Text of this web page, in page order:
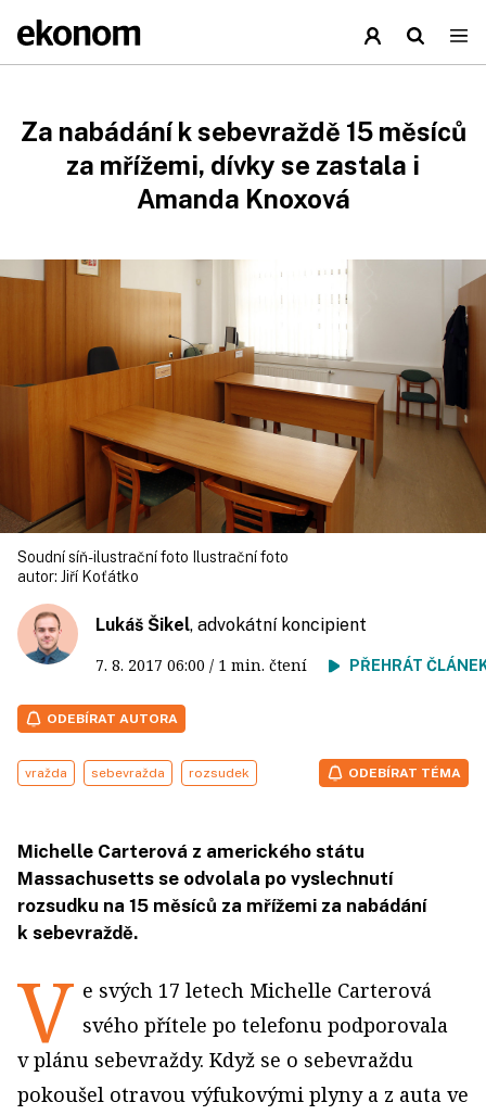
Za nabádání k sebevraždě 15 měsíců
za mřížemi, dívky se zastala i
Amanda Knoxová
Soudní síň- ilustrační foto Ilustrační foto
autor: Jiří Koťátko
Lukáš Šikel, advokátní koncipient
7. 8. 2017 06:00 / 1 min. čtení PŘEHRÁT
ODEBÍRAT AUTORA
vražda sebevražda rozsudek ODEBÍRAT TÉMA
Michelle Carterová z amerického státu
Massachusetts se odvolala po vyslechnutí
rozsudku na 15 měsíců za mřížemi za nabádání
k sebevraždě.
V e svých 17 letech Michelle Carterová
svého přítele po telefonu podporovala
v plánu sebevraždy. Když se o sebevraždu
pokoušel otravou výfukovými plyny a z auta ve